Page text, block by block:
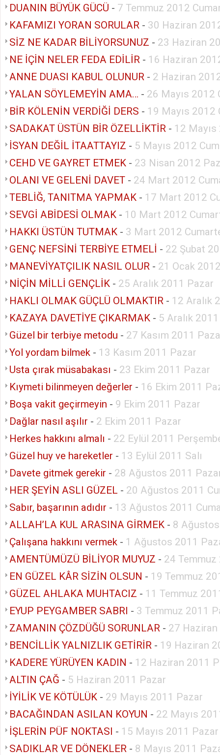
DUANIN BÜYÜK GÜCÜ - 7 Temmuz 2012
KAFAMIZI YORAN SORULAR - 30 Haziran
SİZ NE KADAR BİLİYORSUNUZ - 23 Haziran
NE İÇİN NELER FEDA EDİLİR - 16 Haziran
ANNE DUASI KABUL OLUNUR - 2 Haziran
YALAN SÖYLEMEYİN AMA… - 26 Mayıs 2012
BİR KÖLENİN VERDİĞİ DERS - 19 Mayıs 2012
SADAKAT ÜSTÜN BİR ÖZELLİKTİR - 12
İSYAN DEĞİL İTAATTAYIZ - 5 Mayıs 2012
CEHD VE GAYRET ETMEK - 23 Nisan 2012
OLANI VE GELENİ DAVET - 24 Mart 2012
TEBLİĞ, TANITMA YAPMAK - 17 Mart 2012
SEVGİ ABİDESİ OLMAK - 10 Mart 2012
HAKKI ÜSTÜN TUTMAK - 3 Mart 2012
GENÇ NEFSİNİ TERBİYE ETMELİ - 22 Şubat
MANEVİYATÇILIK NASIL OLUR - 21 Ocak
NİÇİN MİLLİ GENÇLİK - 25 Aralık 2011 Pazar
HAKLI OLMAK GÜÇLÜ OLMAKTIR - 12 Aralık
KAZAYA DAVETİYE ÇIKARMAK - 5 Aralık
Güzel bir terbiye metodu - 27 Kasım 2011
Yol yordam bilmek - 13 Kasım 2011 Pazar
Usta çırak müsabakası - 23 Ekim 2011 Pazar
Kıymeti bilinmeyen değerler - 16 Ekim 2011
Boşa vakit geçirmeyin - 9 Ekim 2011 Pazar
Dağlar nasıl aşılır - 2 Ekim 2011 Pazar
Herkes hakkını almalı - 22 Eylül 2011
Güzel huy ve hareketler - 13 Eylül 2011 Salı
Davete gitmek gerekir - 28 Ağustos 2011
HER ŞEYİN ASLI GÜZEL - 20 Ağustos 2011
Sabır, başarının adıdır - 13 Ağustos 2011
ALLAH’LA KUL ARASINA GİRMEK - 8
Çalışana hakkını vermek - 1 Ağustos 2011
AMENTÜMÜZÜ BİLİYOR MUYUZ - 24
EN GÜZEL KÂR SİZİN OLSUN - 19 Temmuz
GÜZEL AHLAKA MUHTACIZ - 11 Temmuz
EYUP PEYGAMBER SABRI - 3 Temmuz 2011
ZAMANIN ÇÖZDÜĞÜ SORUNLAR - 27
BENCİLLİK YALNIZLIK GETİRİR - 19 Haziran
KADERE YÜRÜYEN KADIN - 12 Haziran 2011
ALTIN ÇAĞ - 5 Haziran 2011 Pazar
İYİLİK VE KÖTÜLÜK - 29 Mayıs 2011 Pazar
BACAĞINDAN ASILAN KOYUN - 22 Mayıs
İŞLERİN PÜF NOKTASI - 15 Mayıs 2011 Pazar
SADIKLAR VE DÖNEKLER - 8 Mayıs 2011